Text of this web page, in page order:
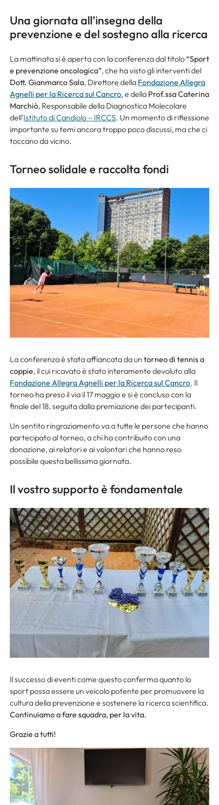
Una giornata all’insegna della
prevenzione e del sostegno alla ricerca
La mattinata si è aperta con la conferenza dal titolo“Sport
e prevenzione oncologica”, che ha visto gli interventi del
Dott. Gianmarco Sala, Direttore della Fondazione Allegra
Agnelli per la Ricerca sul Cancro, e della Prof.ssa Caterina
Marchiò, Responsabile della Diagnostica Molecolare
dell’Istituto di Candiolo – IRCCS. Un momento di riflessione
importante su temi ancora troppo poco discussi, ma che ci
toccano da vicino.
Torneo solidale e raccolta fondi
La conferenza è stata affiancata da un torneo di tennis a
coppie, il cui ricavato è stato interamente devoluto alla
Fondazione Allegra Agnelli per la Ricerca sul Cancro. Il
torneo ha preso il via il 17 maggio e si è concluso con la
finale del 18, seguita dalla premiazione dei partecipanti.
Un sentito ringraziamento va a tutte le persone che hanno
partecipato al torneo, a chi ha contribuito con una
donazione, ai relatori e ai volontari che hanno reso
possibile questa bellissima giornata.
Il vostro supporto è fondamentale
Il successo di eventi come questo conferma quanto lo
sport possa essere un veicolo potente per promuovere la
cultura della prevenzione e sostenere la ricerca scientifica.
Continuiamo a fare squadra, per la vita.
Grazie a tutti!